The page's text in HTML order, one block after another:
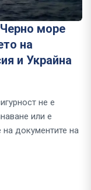
море
на
и Украйна
не е
или е
документите на